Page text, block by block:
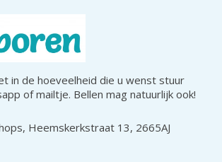
in de hoeveelheid die u wenst stuur
of mailtje. Bellen mag natuurlijk ook!
Heemskerkstraat 13, 2665AJ